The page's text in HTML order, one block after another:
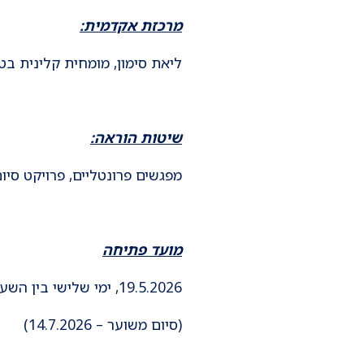
מרכזת אקדמית:
ליאת סימון, מומחית קלינית
שיטות הוראה:
מפגשים פרונטליים, פרויקט
מועד פתיחה
19.5.2026, ימי שלישי בין השעות 8:30-14:00
(סיום משוער – 14.7.2026)